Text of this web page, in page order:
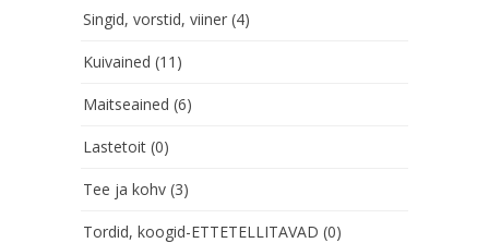
Singid, vorstid, viiner (4)
Kuivained (11)
Maitseained (6)
Lastetoit (0)
Tee ja kohv (3)
Tordid, koogid-ETTETELLITAVAD (0)